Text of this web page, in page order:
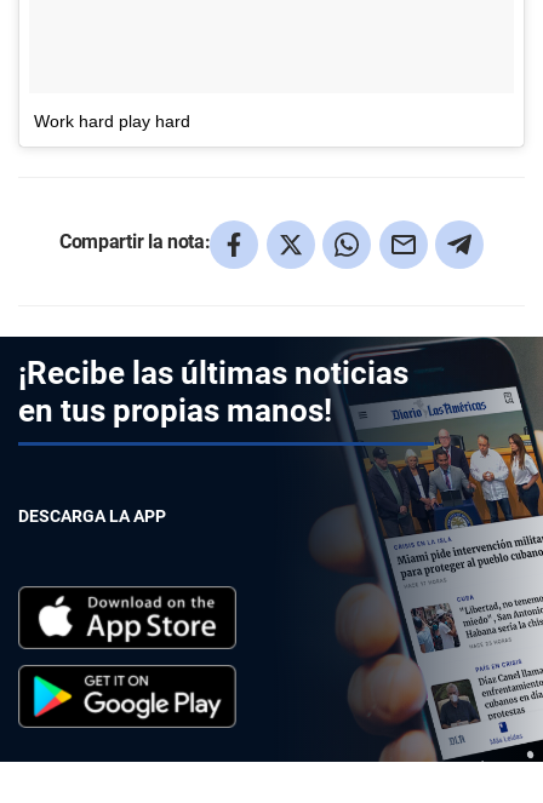
Work hard play hard
Compartir la nota:
¡Recibe las últimas noticias
en tus propias manos!
DESCARGA LA APP